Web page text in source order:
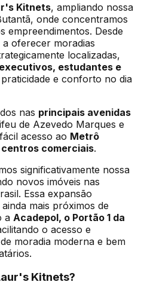
Kitnets, ampliando nossa
onde concentramos
empreendimentos. Desde
oferecer moradias
localizadas,
executivos, estudantes e
e conforto no dia
nas principais avenidas
de Azevedo Marques e
acesso ao Metrô
centros comerciais.
significativamente nossa
novos imóveis nas
Essa expansão
mais próximos de
a Acadepol, o Portão 1 da
o acesso e
moradia moderna e bem
Kitnets?